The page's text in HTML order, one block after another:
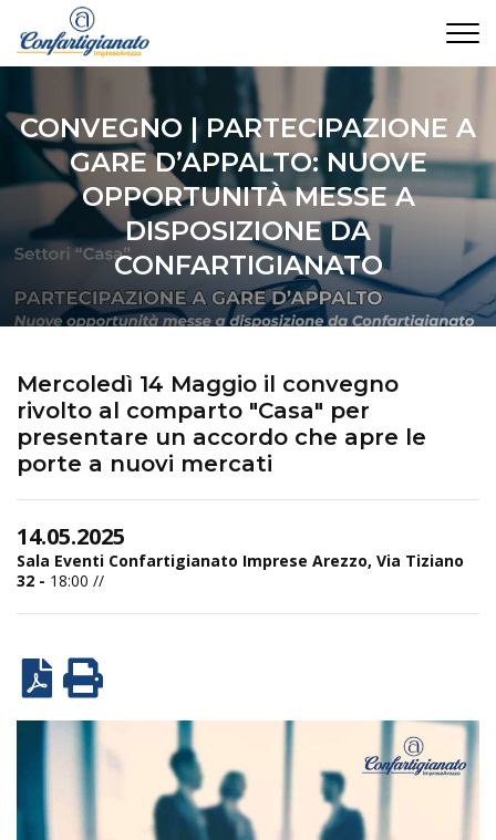
CONVEGNO | PARTECIPAZIONE A
GARE D’APPALTO: NUOVE
OPPORTUNITÀ MESSE A
DISPOSIZIONE DA
CONFARTIGIANATO
Mercoledì 14 Maggio il convegno
rivolto al comparto "Casa" per
presentare un accordo che apre le
porte a nuovi mercati
14.05.2025
Sala Eventi Confartigianato Imprese Arezzo, Via Tiziano
32 - 18:00 //